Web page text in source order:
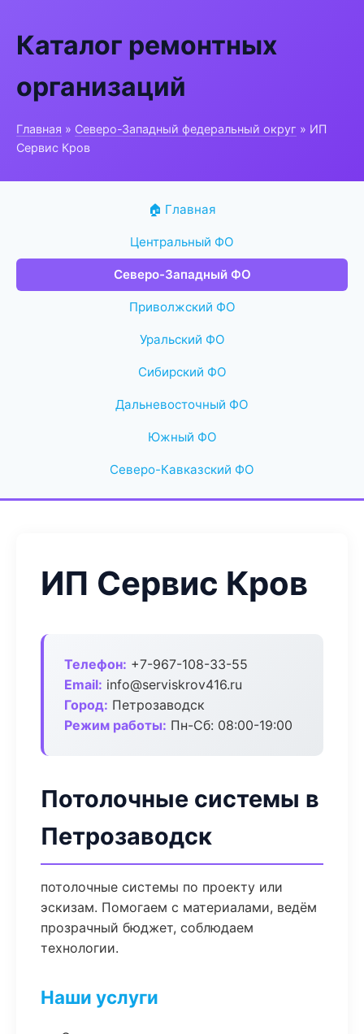
Каталог ремонтных
организаций
Главная » Северо-Западный федеральный округ » ИП
Сервис Кров
🏠 Главная
Центральный ФО
Северо-Западный ФО
Приволжский ФО
Уральский ФО
Сибирский ФО
Дальневосточный ФО
Южный ФО
Северо-Кавказский ФО
ИП Сервис Кров
Телефон: +7-967-108-33-55
Email: info@serviskrov416.ru
Город: Петрозаводск
Режим работы: Пн-Сб: 08:00-19:00
Потолочные системы в
Петрозаводск
потолочные системы по проекту или
эскизам. Помогаем с материалами, ведём
прозрачный бюджет, соблюдаем
технологии.
Наши услуги